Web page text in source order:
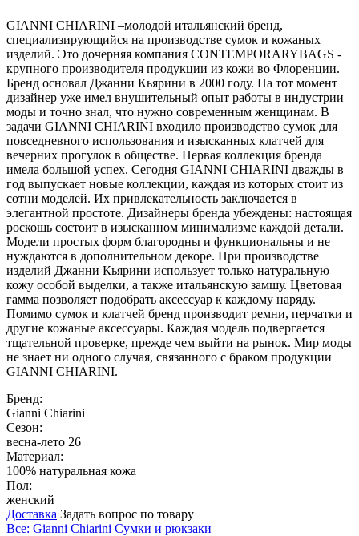
GIANNI CHIARINI –молодой итальянский бренд,
специализирующийся на производстве сумок и кожаных
изделий. Это дочерняя компания CONTEMPORARYBAGS -
крупного производителя продукции из кожи во Флоренции.
Бренд основал Джанни Кьярини в 2000 году. На тот момент
дизайнер уже имел внушительный опыт работы в индустрии
моды и точно знал, что нужно современным женщинам. В
задачи GIANNI CHIARINI входило производство сумок для
повседневного использования и изысканных клатчей для
вечерних прогулок в обществе. Первая коллекция бренда
имела большой успех. Сегодня GIANNI CHIARINI дважды в
год выпускает новые коллекции, каждая из которых стоит из
сотни моделей. Их привлекательность заключается в
элегантной простоте. Дизайнеры бренда убеждены: настоящая
роскошь состоит в изысканном минимализме каждой детали.
Модели простых форм благородны и функциональны и не
нуждаются в дополнительном декоре. При производстве
изделий Джанни Кьярини использует только натуральную
кожу особой выделки, а также итальянскую замшу. Цветовая
гамма позволяет подобрать аксессуар к каждому наряду.
Помимо сумок и клатчей бренд производит ремни, перчатки и
другие кожаные аксессуары. Каждая модель подвергается
тщательной проверке, прежде чем выйти на рынок. Мир моды
не знает ни одного случая, связанного с браком продукции
GIANNI CHIARINI.
Бренд:
Gianni Chiarini
Сезон:
весна-лето 26
Материал:
100% натуральная кожа
Пол:
женский
Доставка Задать вопрос по товару
Все: Gianni Chiarini Сумки и рюкзаки